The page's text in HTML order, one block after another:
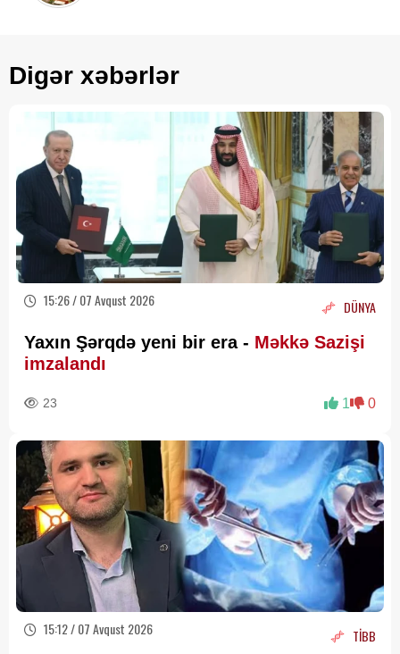
Digər xəbərlər
15:26 / 07 Avqust 2026 DÜNYA
Yaxın Şərqdə yeni bir era - Məkkə Sazişi
imzalandı
23 1 0
15:12 / 07 Avqust 2026 TİBB